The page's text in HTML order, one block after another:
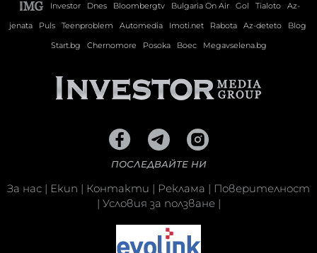
Investor Dnes Bloombergtv Bulgaria On Air Gol Tialoto
Az-
jenata
Puls Teenproblem Automedia Imoti.net Rabota Az-deteto
Blog
Start.bg
Chernomore Posoka Boec Megavselena.bg
ПОСЛЕДВАЙТЕ НИ
За нас | Екип | Контакти | Реклама | Поверителност
| Условия за ползване|